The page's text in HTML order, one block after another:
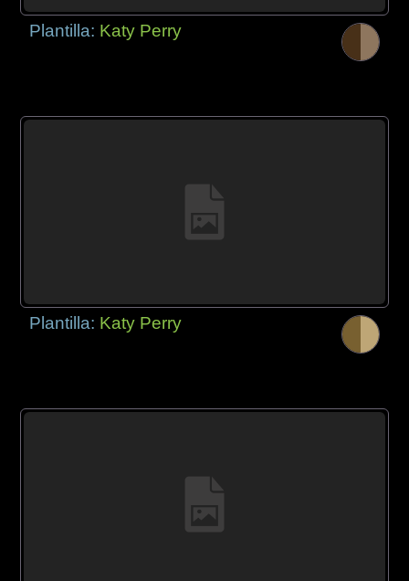
Plantilla: Katy Perry
Plantilla: Katy Perry